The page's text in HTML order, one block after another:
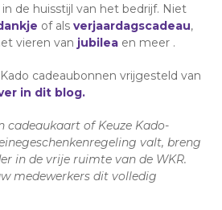
de huisstijl van het bedrijf. Niet
of als verjaardagscadeau,
vieren van jubilea en meer .
cadeaubonnen vrijgesteld van
in dit blog.
cadeaukaart of Keuze Kado-
valt, breng
in de vrije ruimte van de WKR.
medewerkers dit volledig